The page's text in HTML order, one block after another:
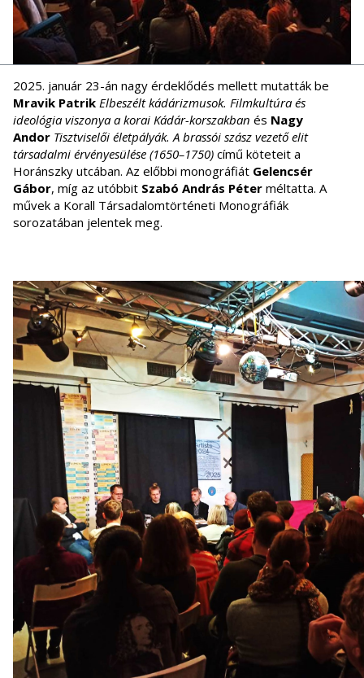
2025. január 23-án nagy érdeklődés mellett mutatták be
Mravik Patrik Elbeszélt kádárizmusok. Filmkultúra és
ideológia viszonya a korai Kádár-korszakban és Nagy
Andor Tisztviselői életpályák. A brassói szász vezető elit
társadalmi érvényesülése (1650–1750) című köteteit a
Horánszky utcában. Az előbbi monográfiát Gelencsér
Gábor, míg az utóbbit Szabó András Péter méltatta. A
művek a Korall Társadalomtörténeti Monográfiák
sorozatában jelentek meg.